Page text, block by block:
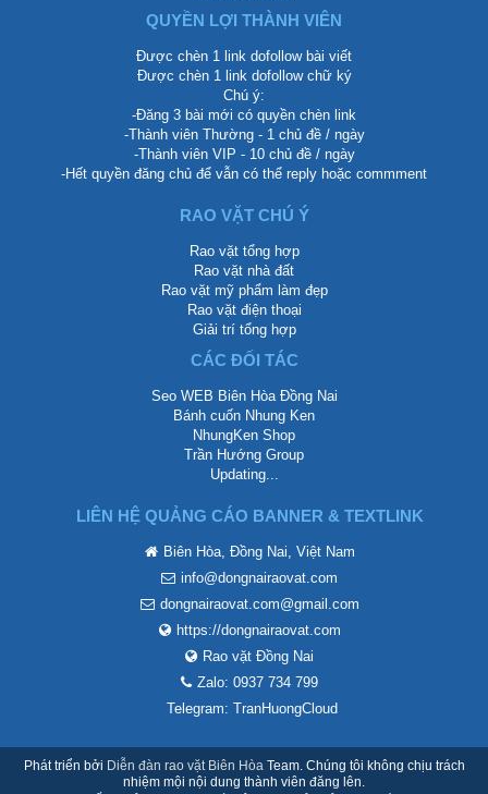
QUYỀN LỢI THÀNH VIÊN
Được chèn 1 link dofollow bài viết
Được chèn 1 link dofollow chữ ký
Chú ý:
-Đăng 3 bài mới có quyền chèn link
-Thành viên Thường - 1 chủ đề / ngày
-Thành viên VIP - 10 chủ đề / ngày
-Hết quyền đăng chủ để vẫn có thể reply hoặc commment
RAO VẶT CHÚ Ý
Rao vặt tổng hợp
Rao vặt nhà đất
Rao vặt mỹ phẩm làm đẹp
Rao vặt điện thoại
Giải trí tổng hợp
CÁC ĐỐI TÁC
Seo WEB Biên Hòa Đồng Nai
Bánh cuốn Nhung Ken
NhungKen Shop
Trần Hướng Group
Updating...
LIÊN HỆ QUẢNG CÁO BANNER & TEXTLINK
Biên Hòa, Đồng Nai, Việt Nam
info@dongnairaovat.com
dongnairaovat.com@gmail.com
https://dongnairaovat.com
Rao vặt Đồng Nai
Zalo: 0937 734 799
Telegram: TranHuongCloud
Phát triển bởi Diễn đàn rao vặt Biên HòaTeam. Chúng tôi không chịu trách
nhiệm mội nội dung thành viên đăng lên.